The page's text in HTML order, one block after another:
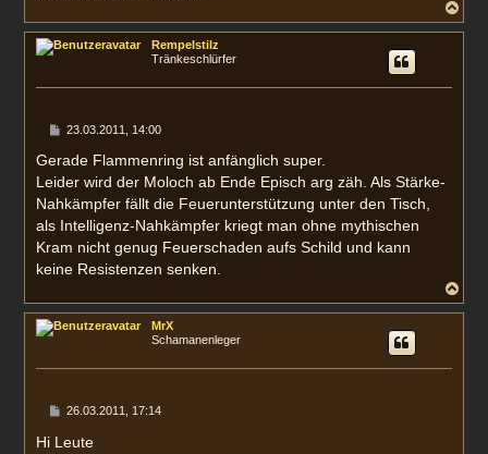
a
c
Rempelstilz
Tränkeschlürfer
B
i
r
a
g
23.03.2011, 14:00
Gerade Flammenring ist anfänglich super.
Leider wird der Moloch ab Ende Episch arg zäh. Als Stärke-
Nahkämpfer fällt die Feuerunterstützung unter den Tisch,
als Intelligenz-Nahkämpfer kriegt man ohne mythischen
Kram nicht genug Feuerschaden aufs Schild und kann
keine Resistenzen senken.
a
c
MrX
Schamanenleger
B
i
26.03.2011, 17:14
Hi Leute